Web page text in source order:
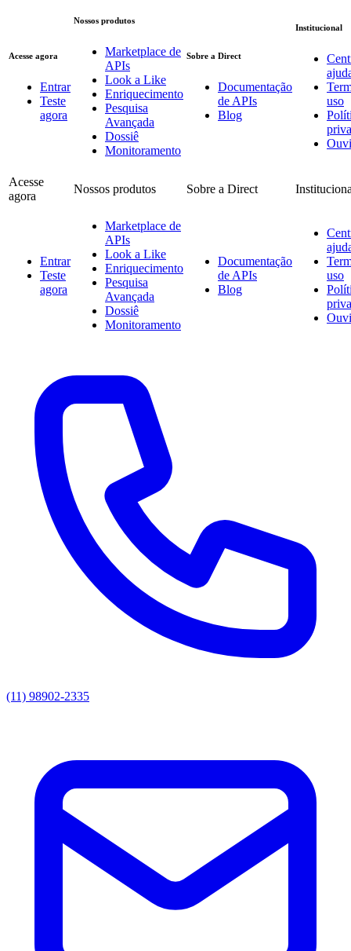
Acesse agora
Entrar
Teste
agora
Nossos produtos
Marketplace de
APIs
Look a Like
Enriquecimento
Pesquisa
Avançada
Dossiê
Monitoramento
Sobre a Direct
Documentação
de APIs
Blog
Institucional
uso
Acesse
agora
Nossos produtos Sobre a Direct
Entrar
Teste
agora
Marketplace de
APIs
Look a Like
Enriquecimento
Pesquisa
Avançada
Dossiê
Monitoramento
Documentação
de APIs
Blog
uso
(11) 98902-2335